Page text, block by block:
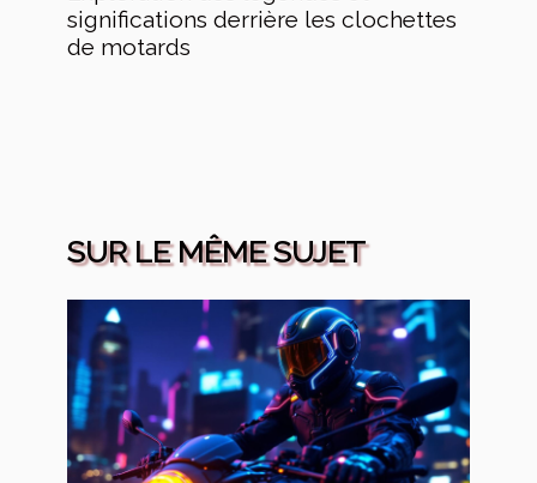
significations derrière les clochettes
de motards
SUR LE MÊME SUJET